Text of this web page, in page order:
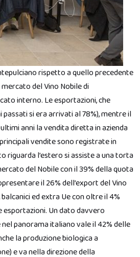
rispetto a quello precedente
del Vino Nobile di
interno. Le esportazioni, che
si era arrivati al 78%), mentre il
anni la vendita diretta in azienda
vendite sono registrate in
riguarda l’estero si assiste a una torta
del Nobile con il 39% della quota
il 26% dell’export del Vino
ed extra Ue con oltre il 4%
esportazioni. Un dato davvero
panorama italiano vale il 42% delle
la produzione biologica a
e va nella direzione della